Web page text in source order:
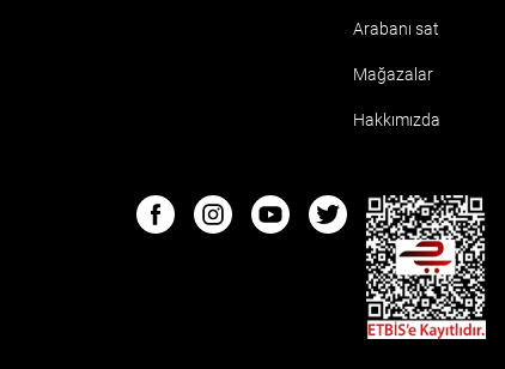
Arabanı sat
Mağazalar
Hakkımızda
FacebookInstagramYoutubeTwitter
ETBIS